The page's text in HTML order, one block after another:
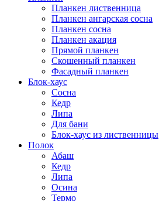
Планкен лиственница
Планкен ангарская сосна
Планкен сосна
Планкен акация
Прямой планкен
Скошенный планкен
Фасадный планкен
Блок-хаус
Сосна
Кедр
Липа
Для бани
Блок-хаус из лиственницы
Полок
Абаш
Кедр
Липа
Осина
Термо